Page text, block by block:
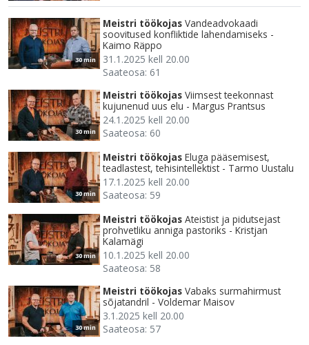
30 min
Meistri töökojas Vandeadvokaadi
soovitused konfliktide lahendamiseks -
Kaimo Räppo
31.1.2025 kell 20.00
Saateosa: 61
30 min
Meistri töökojas Viimsest teekonnast
kujunenud uus elu - Margus Prantsus
24.1.2025 kell 20.00
Saateosa: 60
30 min
Meistri töökojas Eluga pääsemisest,
teadlastest, tehisintellektist - Tarmo Uustalu
17.1.2025 kell 20.00
Saateosa: 59
30 min
Meistri töökojas Ateistist ja pidutsejast
prohvetliku anniga pastoriks - Kristjan
Kalamägi
10.1.2025 kell 20.00
Saateosa: 58
30 min
Meistri töökojas Vabaks surmahirmust
sõjatandril - Voldemar Maisov
3.1.2025 kell 20.00
Saateosa: 57